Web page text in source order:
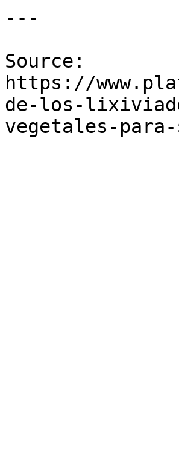
---
Source:
https://
de-los-